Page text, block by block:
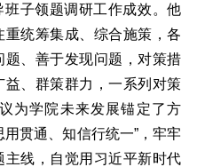
子领题调研工作成效。他
统筹集成、综合施策，各
、善于发现问题，对策措
、群策群力，一系列对策
为学院未来发展锚定了方
贯通、知信行统一”，牢牢
线，自觉用习近平新时代